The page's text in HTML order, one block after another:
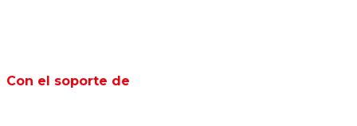
Con el soporte de